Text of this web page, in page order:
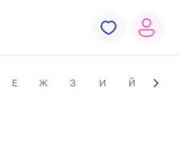
Е Ж З И Й К